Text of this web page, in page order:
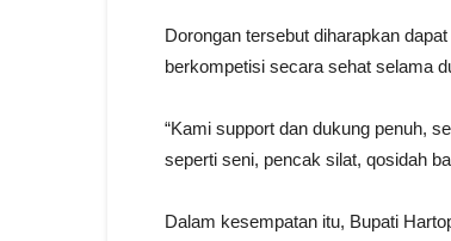
Dorongan tersebut diharapkan
berkompetisi secara sehat selama
“Kami support dan dukung penuh,
seperti seni, pencak silat, qosidah
Dalam kesempatan itu, Bupati